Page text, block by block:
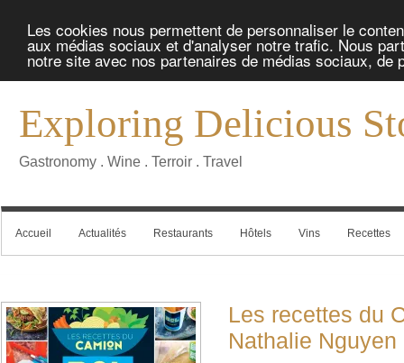
Les cookies nous permettent de personnaliser le
aux médias sociaux et d'analyser notre trafic. Nous
notre site avec nos partenaires de médias sociaux, de
Exploring Delicious
Gastronomy . Wine . Terroir . Travel
Accueil Actualités Restaurants Hôtels Vins Recettes
Les recettes du
Nathalie Nguyen